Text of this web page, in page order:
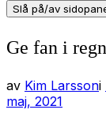
Slå på/av
Ge fan i
av Kim Larssoni
maj, 2021